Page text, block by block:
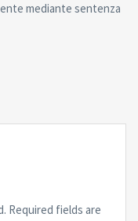
mediante sentenza
Required fields are